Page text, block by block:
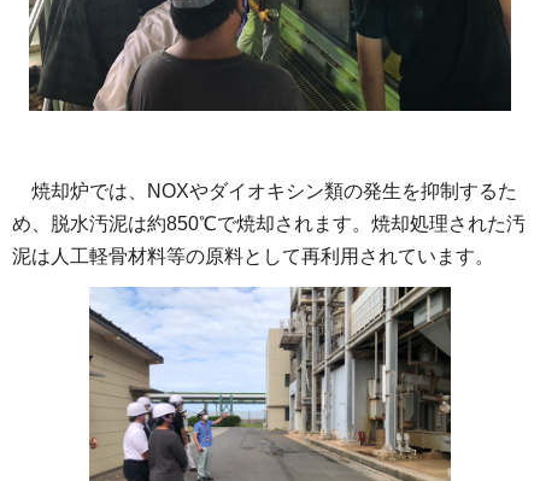
焼却炉では、NOXやダイオキシン類の発生を抑制するた
め、脱水汚泥は約850℃で焼却されます。焼却処理された汚
泥は人工軽骨材料等の原料として再利用されています。